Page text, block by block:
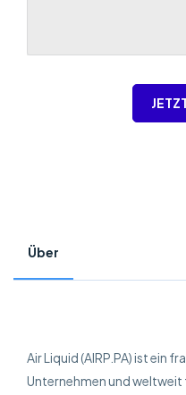
Über
Air Liquid (AIRP.PA) ist ein
Unternehmen und